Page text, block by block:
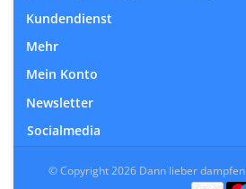
Kundendienst
Mehr
Mein Konto
Newsletter
Socialmedia
© Copyright 2026 Dann lieber dampfen